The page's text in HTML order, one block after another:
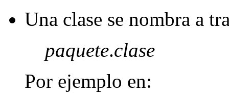
Una clase se nombra a
paquete.clase
Por ejemplo en: